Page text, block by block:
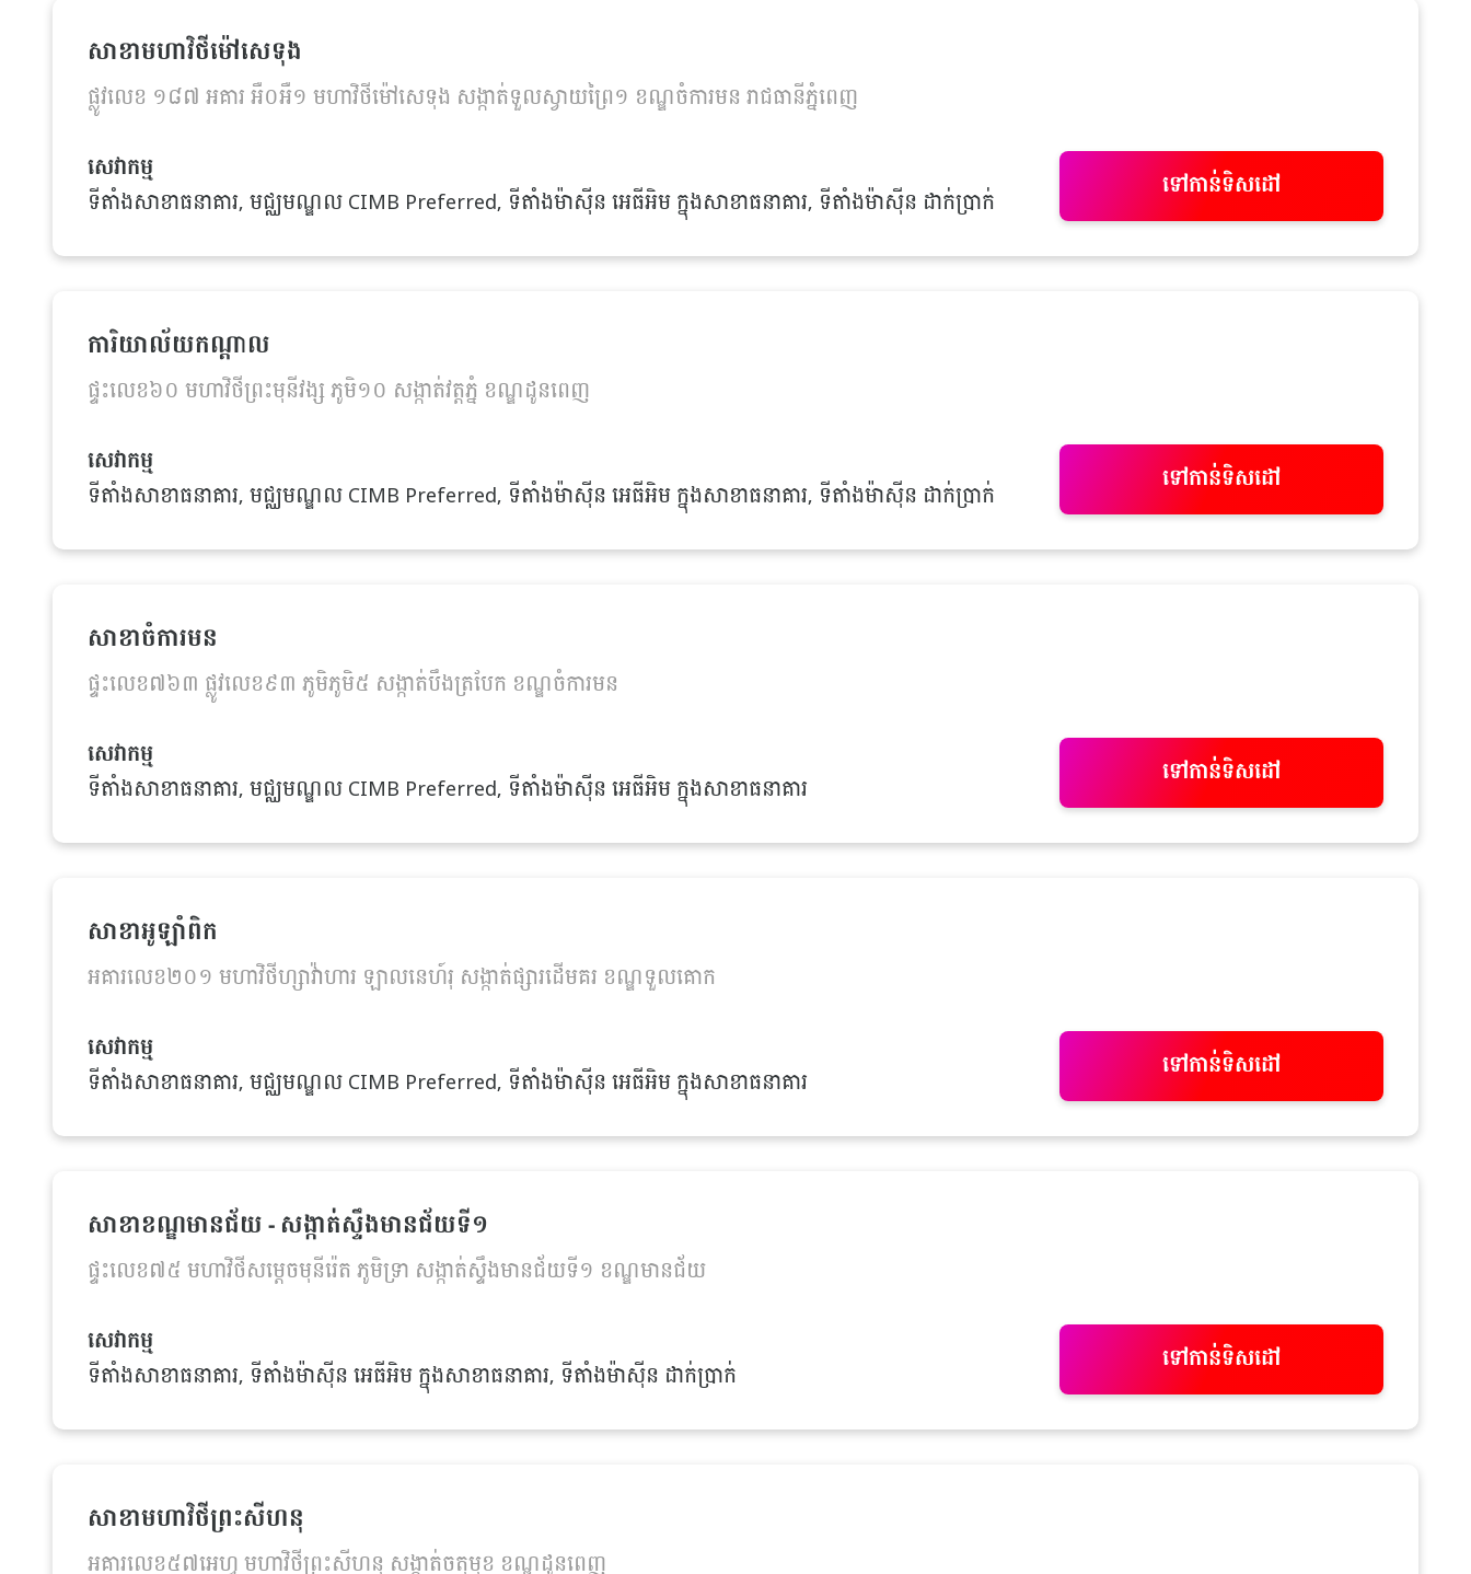
សាខាមហាវិថីម៉ៅសេទុង
ផ្លូវលេខ ១៨៧ អគារ អឺ០អឺ១ មហាវិថីម៉ៅសេទុង សង្កាត់ទួលស្វាយព្រៃ១ ខណ្ឌចំការមន រាជធានីភ្នំពេញ
សេវាកម្ម
ទីតាំងសាខាធនាគារ, មជ្ឈមណ្ឌល CIMB Preferred, ទីតាំងម៉ាស៊ីន អេធីអិម ក្នុងសាខាធនាគារ, ទីតាំងម៉ាស៊ីន ដាក់ប្រាក់
ទៅកាន់ទិសដៅ
ការិយាល័យកណ្តាល
ផ្ទះលេខ៦០ មហាវិថីព្រះមុនីវង្ស ភូមិ១០ សង្កាត់វត្តភ្នំ ខណ្ឌដូនពេញ
សេវាកម្ម
ទីតាំងសាខាធនាគារ, មជ្ឈមណ្ឌល CIMB Preferred, ទីតាំងម៉ាស៊ីន អេធីអិម ក្នុងសាខាធនាគារ, ទីតាំងម៉ាស៊ីន ដាក់ប្រាក់
ទៅកាន់ទិសដៅ
សាខាចំការមន
ផ្ទះលេខ៧៦៣ ផ្លូវលេខ៩៣ ភូមិភូមិ៥ សង្កាត់បឹងត្របែក ខណ្ឌចំការមន
សេវាកម្ម
ទីតាំងសាខាធនាគារ, មជ្ឈមណ្ឌល CIMB Preferred, ទីតាំងម៉ាស៊ីន អេធីអិម ក្នុងសាខាធនាគារ
ទៅកាន់ទិសដៅ
សាខាអូឡាំពិក
អគារលេខ២០១ មហាវិថីហ្សាវ៉ាហារ ឡាលនេហ៍រុ សង្កាត់ផ្សារដើមគរ ខណ្ឌទួលគោក
សេវាកម្ម
ទីតាំងសាខាធនាគារ, មជ្ឈមណ្ឌល CIMB Preferred, ទីតាំងម៉ាស៊ីន អេធីអិម ក្នុងសាខាធនាគារ
ទៅកាន់ទិសដៅ
សាខាខណ្ឌមានជ័យ - សង្កាត់ស្ទឹងមានជ័យទី១
ផ្ទះលេខ៧៥ មហាវិថីសម្ដេចមុនីរ៉េត ភូមិទ្រា សង្កាត់ស្ទឹងមានជ័យទី១ ខណ្ឌមានជ័យ
សេវាកម្ម
ទីតាំងសាខាធនាគារ, ទីតាំងម៉ាស៊ីន អេធីអិម ក្នុងសាខាធនាគារ, ទីតាំងម៉ាស៊ីន ដាក់ប្រាក់
ទៅកាន់ទិសដៅ
សាខាមហាវិថីព្រះសីហនុ
អគារលេខ៥៧អេហ្វ មហាវិថីព្រះសីហនុ សង្កាត់ចតុមុខ ខណ្ឌដូនពេញ